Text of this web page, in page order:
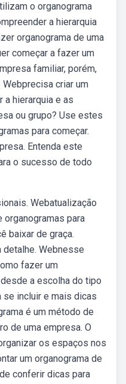
o organograma
a hierarquia
organograma de uma
começar a fazer um
familiar, porém,
criar um
a hierarquia e as
ou grupo? Use estes
para começar.
Entenda este
o sucesso de todo
Webatualização
para
baixar de graça.
detalhe. Webnesse
fazer um
a escolha do tipo
se incluir e mais dicas
é um método de
de uma empresa. O
os espaços nos
um organograma de
conferir dicas para